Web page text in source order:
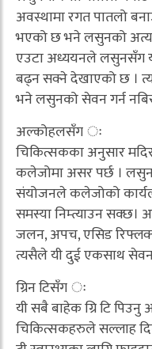
अवस्थामा रगत पातलो
भएको छ भने लसुनको
एउटा अध्ययनले लसुनसँग
बढ्न सक्ने देखाएको छ ।
भने लसुनको सेवन गर्न
अल्कोहलसँग ः
चिकित्सकका अनुसार
कलेजोमा असर पर्छ ।
संयोजनले कलेजोको
समस्या निम्त्याउन
जलन, अपच, एसिड
त्यसैले यी दुई एकसाथ सेवन
ग्रिन टिसँग ः
यी सबै बाहेक ग्रि टि
चिकित्सकहरुले सल्लाह